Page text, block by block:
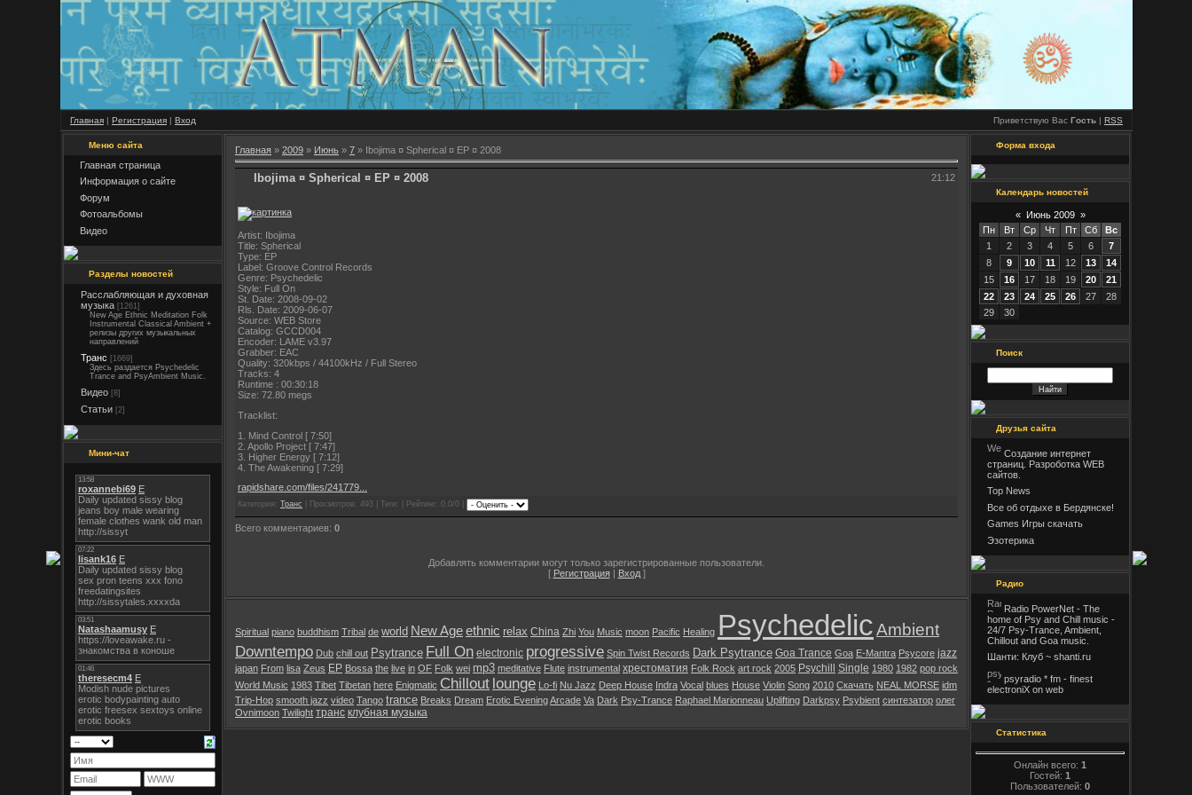
Главная | Регистрация | Вход Приветствую Вас Гость | RSS
Меню сайта
Главная страница
Информация о сайте
Форум
Фотоальбомы
Видео
Разделы новостей
Расслабляющая и духовная
музыка [1261]
New Age Ethnic Meditation Folk
Instrumental Classical Ambient +
релизы других музыкальных
направлений
Транс [1669]
Здесь раздается Psychedelic
Trance and PsyAmbient Music.
Видео [8]
Статьи [2]
Мини-чат
Главная » 2009 » Июнь » 7 » Ibojima ¤ Spherical ¤ EP ¤ 2008
Ibojima ¤ Spherical ¤ EP ¤ 2008 21:12
Artist: Ibojima
Title: Spherical
Type: EP
Label: Groove Control Records
Genre: Psychedelic
Style: Full On
St. Date: 2008-09-02
Rls. Date: 2009-06-07
Source: WEB Store
Catalog: GCCD004
Encoder: LAME v3.97
Grabber: EAC
Quality: 320kbps / 44100kHz / Full Stereo
Tracks: 4
Runtime : 00:30:18
Size: 72.80 megs
Tracklist:
1. Mind Control [ 7:50]
2. Apollo Project [ 7:47]
3. Higher Energy [ 7:12]
4. The Awakening [ 7:29]
rapidshare.com/files/241779...
Категория: Транс | Просмотров: 493 | Теги: | Рейтинг: 0.0/0 |
Всего комментариев: 0
Добавлять комментарии могут только зарегистрированные пользователи.
[ Регистрация| Вход]
Spiritual piano buddhism Tribal de world New Ageethnic relax China Zhi You Music moon Pacific Healing PsychedelicAmbient
Downtempo Dub chill out Psytrance Full On electronic progressive Spin Twist Records Dark Psytrance Goa Trance Goa E-Mantra Psycore jazz
japan From lisa Zeus EP Bossa the live in OF Folk wei mp3 meditative Flute instrumental хрестоматия Folk Rock art rock 2005 Psychill Single 1980 1982 pop rock
World Music 1983 Tibet Tibetan here Enigmatic Chillout lounge Lo-fi Nu Jazz Deep House Indra Vocal blues House Violin Song 2010 Скачать NEAL MORSE idm
Trip-Hop smooth jazz video Tango trance Breaks Dream Erotic EveningArcade Va Dark Psy-Trance Raphael Marionneau Uplifting Darkpsy Psybient синтезатор олег
Ovnimoon Twilight транс клубная музыка
Форма входа
Календарь новостей
« Июнь 2009 »
Пн
Вт Ср Чт Пт Сб
Вс
1
2 3 4 5 6
7
8
9 10 11 12 13
14
15
16 17 18 19 20
21
22
23 24 25 26 27
28
29
30
Поиск
Друзья сайта
Создание интернет
страниц. Разроботка WEB
сайтов.
Top News
Все об отдыхе в Бердянске!
Games Игры скачать
Эзотерика
Радио
Radio PowerNet - The
home of Psy and Chill music -
24/7 Psy-Trance, Ambient,
Chillout and Goa music.
Шанти: Клуб ~ shanti.ru
psyradio * fm - finest
electroniX on web
Статистика
Онлайн всего: 1
Гостей: 1
Пользователей: 0